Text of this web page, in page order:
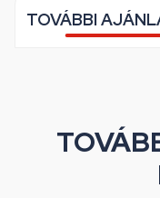
TOVÁBBI